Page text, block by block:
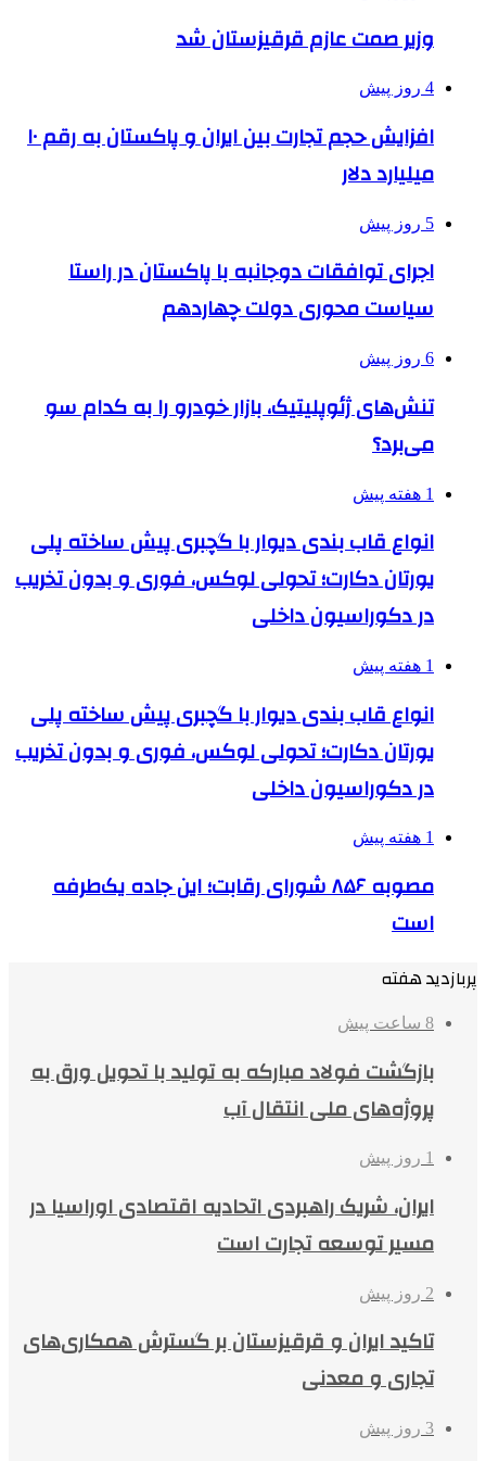
وزیر صمت عازم قرقیزستان شد
4 روز پیش
افزایش حجم تجارت بین ایران و پاکستان به رقم ۱۰
میلیارد دلار
5 روز پیش
اجرای توافقات دوجانبه با پاکستان در راستا
سیاست محوری دولت چهاردهم
6 روز پیش
تنش‌های ژئوپلیتیک، بازار خودرو را به کدام سو
می‌برد؟
1 هفته پیش
انواع قاب بندی دیوار با گچبری پیش ساخته پلی
یورتان دکارت؛ تحولی لوکس، فوری و بدون تخریب
در دکوراسیون داخلی
1 هفته پیش
انواع قاب بندی دیوار با گچبری پیش ساخته پلی
یورتان دکارت؛ تحولی لوکس، فوری و بدون تخریب
در دکوراسیون داخلی
1 هفته پیش
مصوبه ۸۵۶ شورای رقابت؛ این جاده یک‌طرفه
است
پربازدید هفته
8 ساعت پیش
بازگشت فولاد مبارکه به تولید با تحویل ورق به
پروژه‌های ملی انتقال آب
1 روز پیش
ایران، شریک راهبردی اتحادیه اقتصادی اوراسیا در
مسیر توسعه تجارت است
2 روز پیش
تاکید ایران و قرقیزستان بر گسترش همکاری‌های
تجاری و معدنی
3 روز پیش